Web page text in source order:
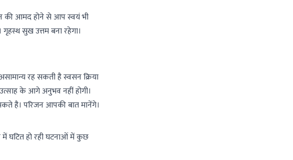
की आमद होने से आप स्वयं भी
सुख उत्तम बना रहेगा।
रह सकती है स्वसन क्रिया
के आगे अनुभव नहीं होगी।
है। परिजन आपकी बात मानेंगे।
घटित हो रही घटनाओं में कुछ